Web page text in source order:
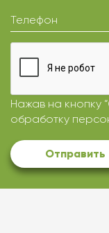
Телефон
Нажав на кнопку
обработку
Отправить